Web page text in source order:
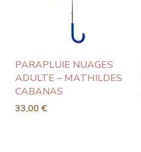
PARAPLUIE NUAGES
ADULTE – MATHILDES
CABANAS
33,00 €